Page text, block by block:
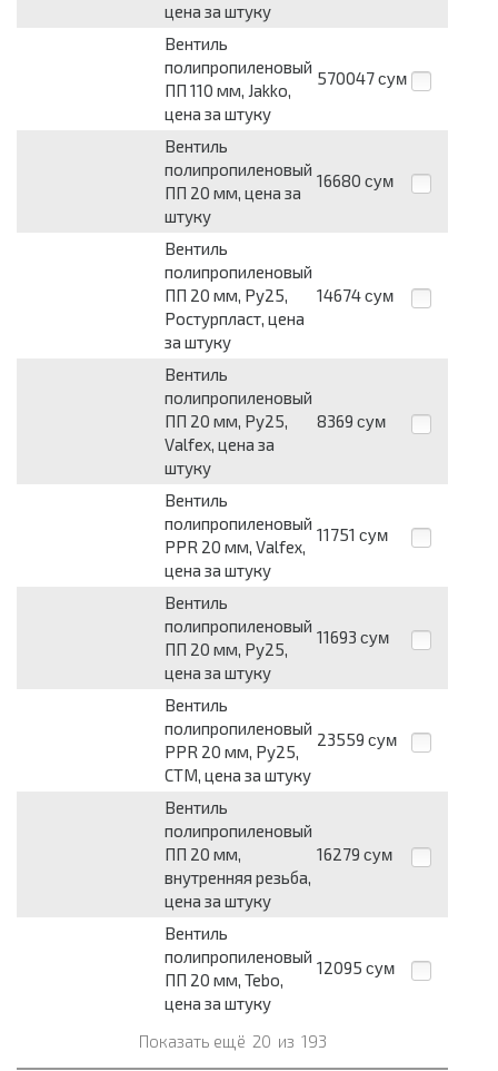
цена за штуку
Вентиль
полипропиленовый
ПП 110 мм, Jakko,
цена за штуку
570047 сум
Вентиль
полипропиленовый
ПП 20 мм, цена за
штуку
16680 сум
Вентиль
полипропиленовый
ПП 20 мм, Ру25,
Ростурпласт, цена
за штуку
14674 сум
Вентиль
полипропиленовый
ПП 20 мм, Ру25,
Valfex, цена за
штуку
8369 сум
Вентиль
полипропиленовый
PPR 20 мм, Valfex,
цена за штуку
11751 сум
Вентиль
полипропиленовый
ПП 20 мм, Ру25,
цена за штуку
11693 сум
Вентиль
полипропиленовый
PPR 20 мм, Ру25,
СТМ, цена за штуку
23559 сум
Вентиль
полипропиленовый
ПП 20 мм,
внутренняя резьба,
цена за штуку
16279 сум
Вентиль
полипропиленовый
ПП 20 мм, Tebo,
цена за штуку
12095 сум
Показать ещё 20 из 193